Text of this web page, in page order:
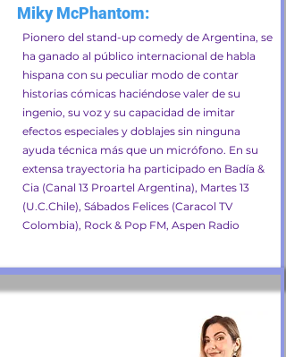
Miky McPhantom:
Pionero del stand-up comedy de Argentina, se
ha ganado al público internacional de habla
hispana con su peculiar modo de contar
historias cómicas haciéndose valer de su
ingenio, su voz y su capacidad de imitar
efectos especiales y doblajes sin ninguna
ayuda técnica más que un micrófono. En su
extensa trayectoria ha participado en Badía &
Cia (Canal 13 Proartel Argentina), Martes 13
(U.C.Chile), Sábados Felices (Caracol TV
Colombia), Rock & Pop FM, Aspen Radio